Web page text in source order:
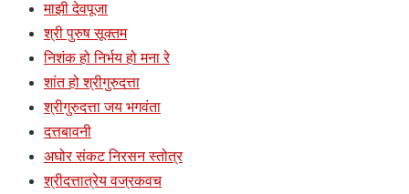
माझी देवपूजा
श्री पुरुष सूक्तम
निशंक हो निर्भय हो मना रे
शांत हो श्रीगुरुदत्ता
श्रीगुरुदत्ता जय भगवंता
दत्तबावनी
अघोर संकट निरसन स्तोत्र
श्रीदत्तात्रेय वज्रकवच